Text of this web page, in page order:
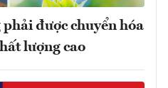
được chuyển hóa
lượng cao